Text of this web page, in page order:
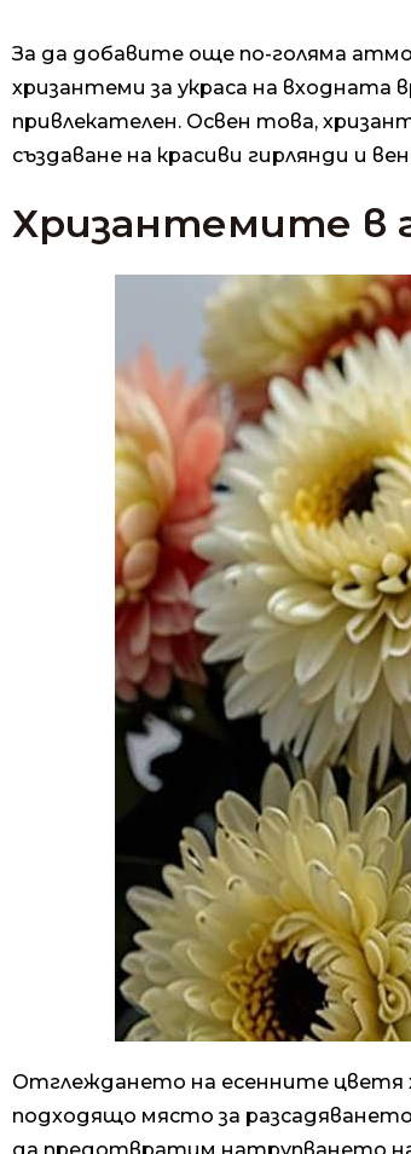
За да добавите още по-голяма
хризантеми за украса на
привлекателен. Освен това,
създаване на красиви гирлянди и
Хризантемите в
Отглеждането на есенните цветя
подходящо място за